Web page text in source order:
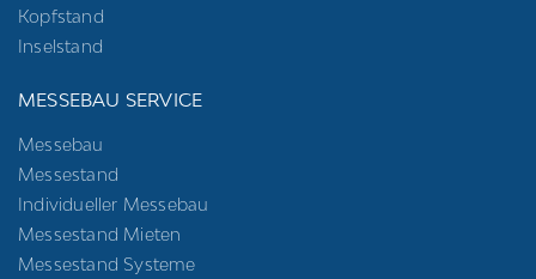
Kopfstand
Inselstand
MESSEBAU SERVICE
Messebau
Messestand
Individueller Messebau
Messestand Mieten
Messestand Systeme